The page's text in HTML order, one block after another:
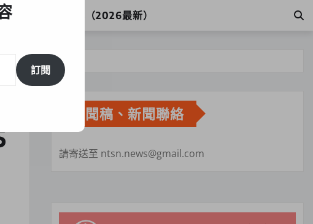
通路與LINE訂購（2026最新）
新聞稿、新聞聯絡
請寄送至 ntsn.news@gmail.com
訂閱